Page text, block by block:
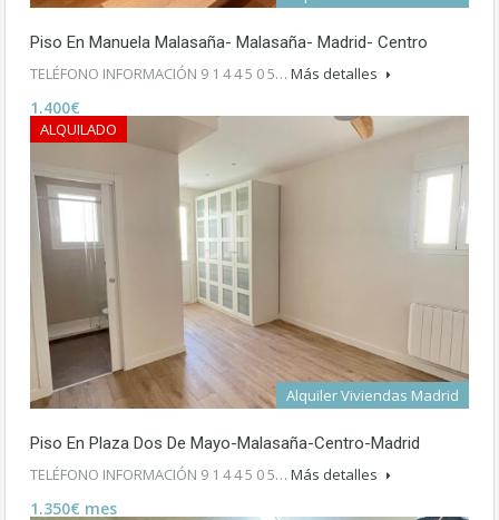
Piso En Manuela Malasaña- Malasaña- Madrid- Centro
TELÉFONO INFORMACIÓN 9 1 4 4 5 0 5… Más detalles
1.400€
ALQUILADO
Alquiler Viviendas Madrid
Piso En Plaza Dos De Mayo-Malasaña-Centro-Madrid
TELÉFONO INFORMACIÓN 9 1 4 4 5 0 5… Más detalles
1.350€ mes